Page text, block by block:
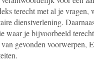
terecht met al je vragen,
dienstverlening.
waar je bijvoorbeeld
gevonden voorwerpen,